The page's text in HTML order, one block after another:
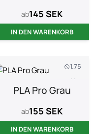
ab145 SEK
IN DEN WARENKORB
1.75
1 kg
PLA Pro Grau
ab155 SEK
IN DEN WARENKORB